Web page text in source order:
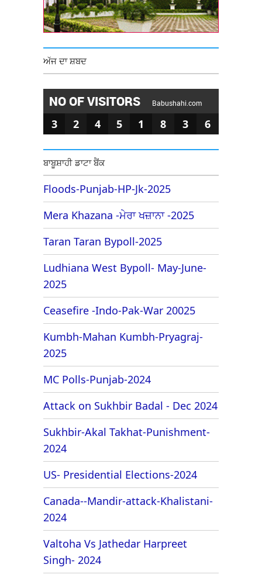
ਅੱਜ ਦਾ ਸ਼ਬਦ
NO OF VISITORS Babushahi.com
3 2 4 5 1 8 3 6
ਬਾਬੂਸ਼ਾਹੀ ਡਾਟਾ ਬੈਂਕ
Floods-Punjab-HP-Jk-2025
Mera Khazana -ਮੇਰਾ ਖਜ਼ਾਨਾ -2025
Taran Taran Bypoll-2025
Ludhiana West Bypoll- May-June-
2025
Ceasefire -Indo-Pak-War 20025
Kumbh-Mahan Kumbh-Pryagraj-
2025
MC Polls-Punjab-2024
Attack on Sukhbir Badal - Dec 2024
Sukhbir-Akal Takhat-Punishment-
2024
US- Presidential Elections-2024
Canada--Mandir-attack-Khalistani-
2024
Valtoha Vs Jathedar Harpreet
Singh- 2024